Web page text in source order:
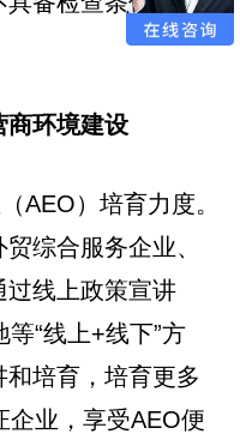
商环境建设
AEO）培育力度。
综合服务企业、
过线上政策宣讲
“线上+线下”方
培育，培育更多
企业，享受AEO便